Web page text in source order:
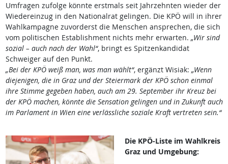
Umfragen zufolge könnte erstmals seit Jahrzehnten wieder der
Wiedereinzug in den Nationalrat gelingen. Die KPÖ will in ihrer
Wahlkampagne zuvorderst die Menschen ansprechen, die sich
vom politischen Establishment nichts mehr erwarten. „Wir sind
sozial – auch nach der Wahl“, bringt es Spitzenkandidat
Schweiger auf den Punkt.
„Bei der KPÖ weiß man, was man wählt“, ergänzt Wisiak: „Wenn
diejenigen, die in Graz und der Steiermark der KPÖ schon einmal
ihre Stimme gegeben haben, auch am 29. September ihr Kreuz bei
der KPÖ machen, könnte die Sensation gelingen und in Zukunft auch
im Parlament in Wien eine verlässliche soziale Kraft vertreten sein.“
Die KPÖ-Liste im Wahlkreis
Graz und Umgebung: